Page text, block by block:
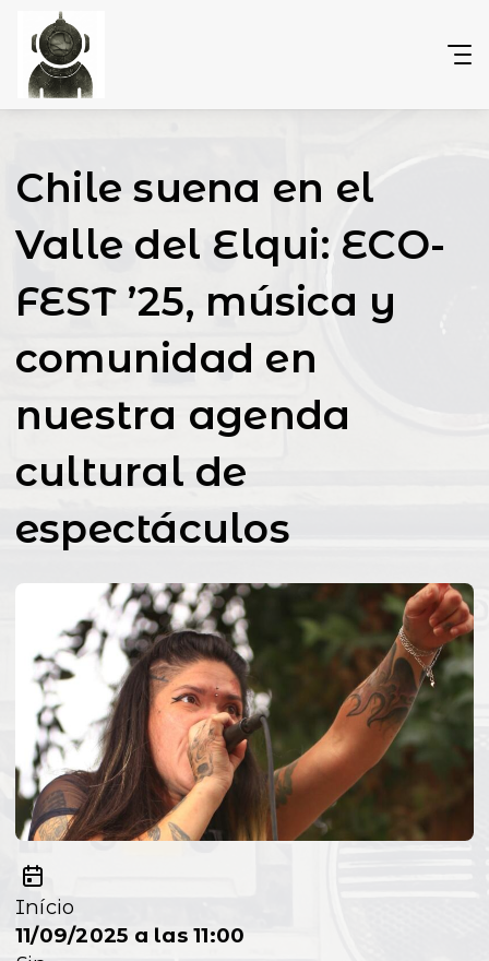
Chile suena en el
Valle del Elqui: ECO-
FEST ’25, música y
comunidad en
nuestra agenda
cultural de
espectáculos
Início
11/09/2025 a las 11:00